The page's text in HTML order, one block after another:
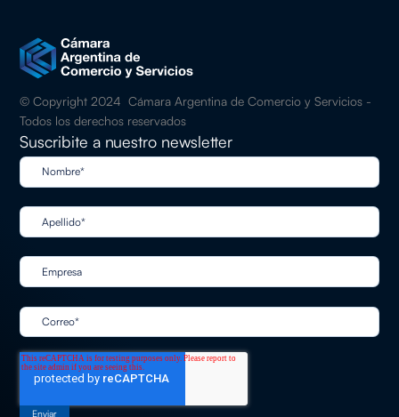
© Copyright 2024 Cámara Argentina de Comercio y Servicios -
Todos los derechos reservados
Suscribite a nuestro newsletter